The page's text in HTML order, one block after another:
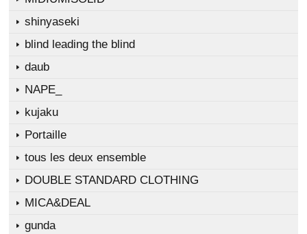
shinyaseki
blind leading the blind
daub
NAPE_
kujaku
Portaille
tous les deux ensemble
DOUBLE STANDARD CLOTHING
MICA&DEAL
gunda